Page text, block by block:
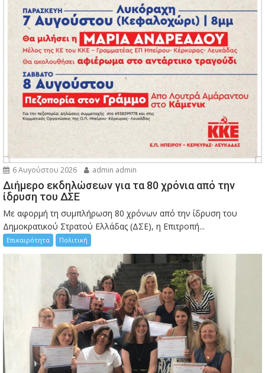
6 Αυγούστου 2026 admin admin
Διήμερο εκδηλώσεων για τα 80 χρόνια από την
ίδρυση του ΔΣΕ
Με αφορμή τη συμπλήρωση 80 χρόνων από την ίδρυση του
Δημοκρατικού Στρατού Ελλάδας (ΔΣΕ), η Επιτροπή...
Επικαιρότητα Πολιτική